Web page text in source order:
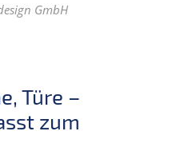
GmbH
Türe –
zum